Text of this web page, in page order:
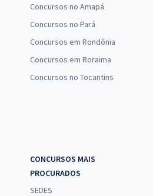
Concursos no Amapá
Concursos no Pará
Concursos em Rondônia
Concursos em Roraima
Concursos no Tocantins
CONCURSOS MAIS
PROCURADOS
SEDES